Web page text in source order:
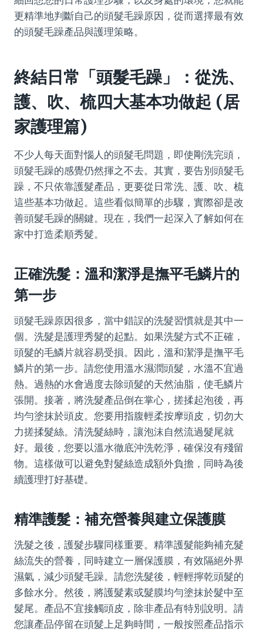
更精準地判斷自己的頭髮毛躁原因，從而選擇最有效
的頭髮毛躁產品與護理策略。
終結日常「頭髮毛躁」：從洗、
護、吹、梳四大基本功做起 (居
家護理篇)
不少人每天面對惱人的頭髮毛問題，即使剛洗完頭，
頭髮毛躁的感覺仍然揮之不去。其實，要告別頭髮毛
躁，不只依靠護髮產品，更要從日常洗、護、吹、梳
這些基本功做起。這些看似簡單的步驟，實際卻是改
善頭髮毛躁的關鍵。現在，我們一起深入了解如何在
家中打造柔順秀髮。
正確洗髮：溫和潔淨是撫平毛鱗片的
第一步
頭髮毛躁原因很多，當中錯誤的洗髮習慣就是其中一
個。洗髮是護理秀髮的起點。如果洗髮方式不正確，
頭髮的毛鱗片就容易受損。因此，溫和潔淨是撫平毛
鱗片的第一步。請您使用溫水濕潤頭髮，水溫不宜過
熱。過熱的水會過度去除頭髮的天然油脂，使毛鱗片
張開。接著，將洗髮產品倒在掌心，搓揉起泡後，再
均勻塗抹於頭皮。您要用指腹輕柔按摩頭皮，切勿大
力搓揉髮絲。清洗髮絲時，讓泡沫自然流過髮尾就
好。最後，您要以溫水徹底沖洗乾淨，確保沒有殘留
物。這樣做可以避免對髮絲造成額外負擔，同時為後
續護理打好基礎。
精準護髮：補充營養與建立保護膜
洗髮之後，護髮步驟同樣重要。精準護髮能夠補充髮
絲流失的營養，同時建立一層保護膜，有效隔絕外界
濕氣，減少頭髮毛躁。請您洗髮後，輕輕擰乾頭髮的
多餘水分。然後，將護髮素或髮膜均勻塗抹於髮中至
髮尾。產品不宜接觸頭皮，除非產品有特別說明。請
您讓產品停留在頭髮上足夠時間，一般按照產品指示